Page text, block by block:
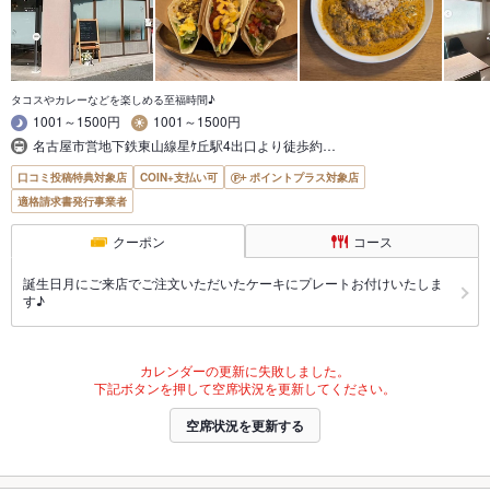
タコスやカレーなどを楽しめる至福時間♪
1001～1500円
1001～1500円
名古屋市営地下鉄東山線星ｹ丘駅4出口より徒歩約…
口コミ投稿特典対象店 COIN+支払い可
ポイントプラス対象店
適格請求書発行事業者
クーポン コース
誕生日月にご来店でご注文いただいたケーキにプレートお付けいたしま
す♪
カレンダーの更新に失敗しました。
下記ボタンを押して空席状況を更新してください。
空席状況を更新する